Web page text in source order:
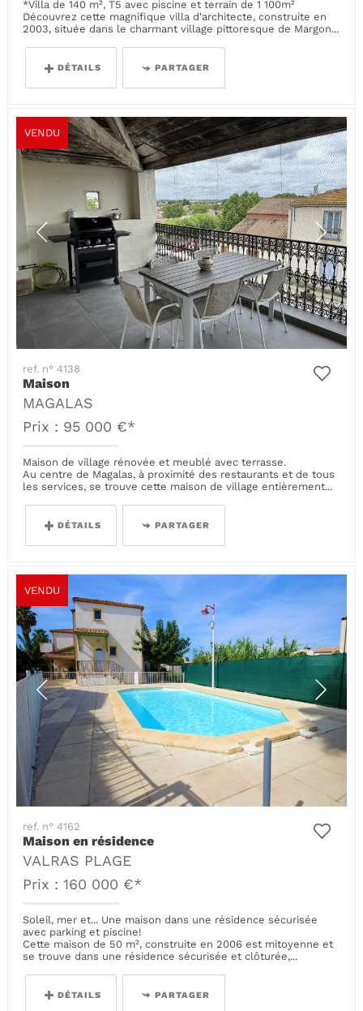
*Villa de 140 m², T5 avec piscine et terrain de 1 100m²
Découvrez cette magnifique villa d'architecte, construite en
2003, située dans le charmant village pittoresque de Margon...
DÉTAILS PARTAGER
VENDU
ref. n° 4138
Maison
MAGALAS
Prix : 95 000 €*
Maison de village rénovée et meublé avec terrasse.
Au centre de Magalas, à proximité des restaurants et de tous
les services, se trouve cette maison de village entièrement...
DÉTAILS PARTAGER
VENDU
ref. n° 4162
Maison en résidence
VALRAS PLAGE
Prix : 160 000 €*
Soleil, mer et... Une maison dans une résidence sécurisée
avec parking et piscine!
Cette maison de 50 m², construite en 2006 est mitoyenne et
se trouve dans une résidence sécurisée et clôturée,...
DÉTAILS PARTAGER